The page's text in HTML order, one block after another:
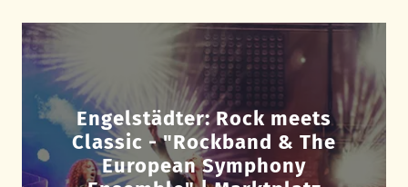
Engelstädter: Rock meets
Classic - "Rockband & The
European Symphony